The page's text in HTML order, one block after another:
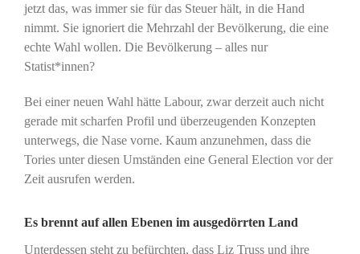
jetzt das, was immer sie für das Steuer hält, in die Hand
nimmt. Sie ignoriert die Mehrzahl der Bevölkerung, die eine
echte Wahl wollen. Die Bevölkerung – alles nur
Statist*innen?
Bei einer neuen Wahl hätte Labour, zwar derzeit auch nicht
gerade mit scharfen Profil und überzeugenden Konzepten
unterwegs, die Nase vorne. Kaum anzunehmen, dass die
Tories unter diesen Umständen eine General Election vor der
Zeit ausrufen werden.
Es brennt auf allen Ebenen im ausgedörrten Land
Unterdessen steht zu befürchten, dass Liz Truss und ihre